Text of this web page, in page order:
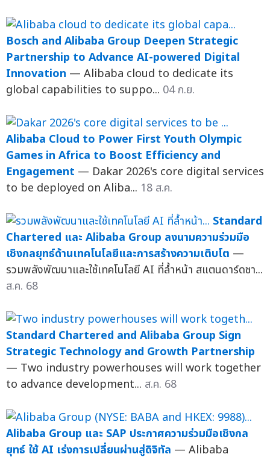
Bosch and Alibaba Group Deepen Strategic
Partnership to Advance AI-powered Digital
Innovation — Alibaba cloud to dedicate its
global capabilities to suppo... 04 ก.ย.
Alibaba Cloud to Power First Youth Olympic
Games in Africa to Boost Efficiency and
Engagement — Dakar 2026's core digital services
to be deployed on Aliba... 18 ส.ค.
Standard
Chartered และ Alibaba Group ลงนามความร่วมมือ
เชิงกลยุทธ์ด้านเทคโนโลยีและการสร้างความเติบโต —
รวมพลังพัฒนาและใช้เทคโนโลยี AI ที่ล้ำหน้า สแตนดาร์ดชา...
ส.ค. 68
Standard Chartered and Alibaba Group Sign
Strategic Technology and Growth Partnership
— Two industry powerhouses will work together
to advance development... ส.ค. 68
Alibaba Group และ SAP ประกาศความร่วมมือเชิงกล
ยุทธ์ ใช้ AI เร่งการเปลี่ยนผ่านสู่ดิจิทัล — Alibaba